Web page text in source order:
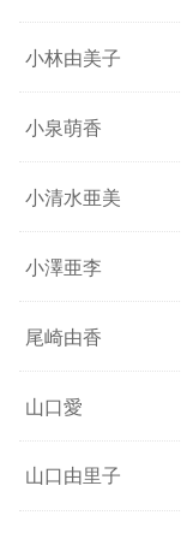
小林由美子
小泉萌香
小清水亜美
小澤亜李
尾崎由香
山口愛
山口由里子